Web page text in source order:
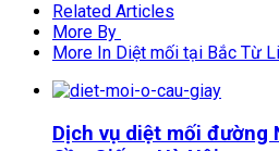
Related Articles
More By
More In Diệt mối tại Bắc Từ
Dịch vụ diệt mối đường